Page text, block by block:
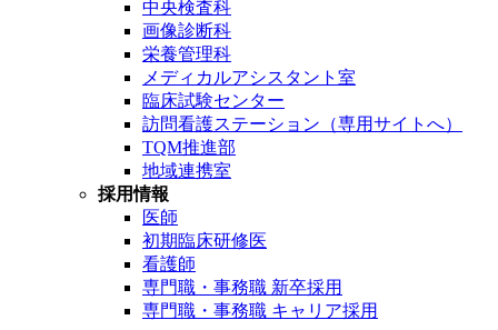
中央検査科
画像診断科
栄養管理科
メディカルアシスタント室
臨床試験センター
訪問看護ステーション（専用サイトへ）
TQM推進部
地域連携室
採用情報
医師
初期臨床研修医
看護師
専門職・事務職 新卒採用
専門職・事務職 キャリア採用